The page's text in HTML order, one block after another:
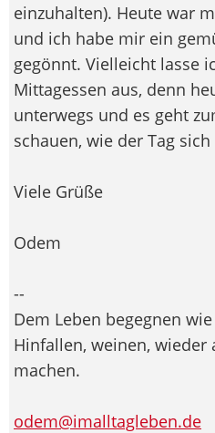
einzuhalten). Heute war
und ich habe mir ein
gegönnt. Vielleicht lasse
Mittagessen aus, denn
unterwegs und es geht
schauen, wie der Tag
Viele Grüße
Odem
--
Dem Leben begegnen
Hinfallen, weinen,
machen.
odem@imalltagleben.de